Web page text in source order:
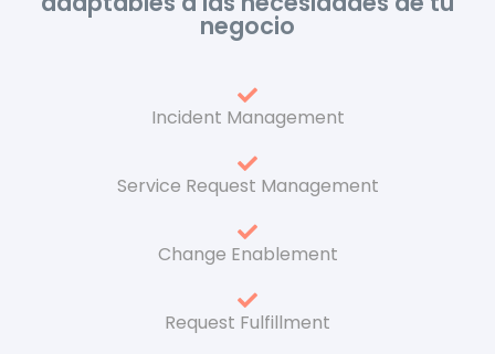
negocio
Incident Management
Service Request Management
Change Enablement
Request Fulfillment